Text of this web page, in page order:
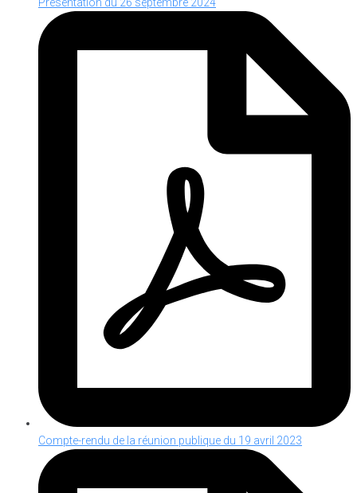
Compte-rendu de la réunion publique du 19 avril 2023